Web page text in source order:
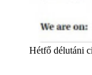
Hétfő délutáni